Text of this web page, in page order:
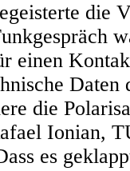
die
einen
Daten
die
Ionian,
es